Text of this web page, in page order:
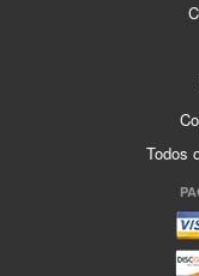
Todos